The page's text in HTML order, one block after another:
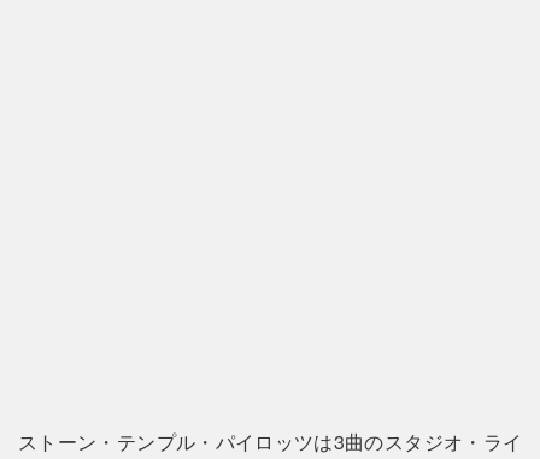
ストーン・テンプル・パイロッツは3曲のスタジオ・ライ